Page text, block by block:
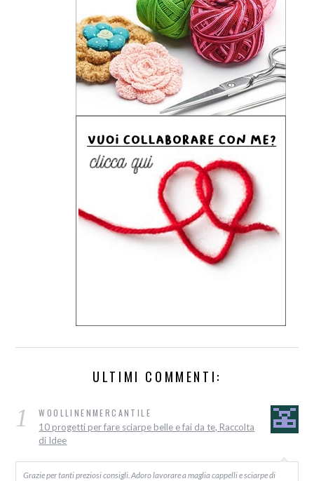
ULTIMI COMMENTI:
1 WOOLLINENMERCANTILE
10 progetti per fare sciarpe belle e fai da te, Raccolta
di Idee
Grazie per tanti preziosi consigli. Adoro lavorare a maglia cappelli e sciarpe di